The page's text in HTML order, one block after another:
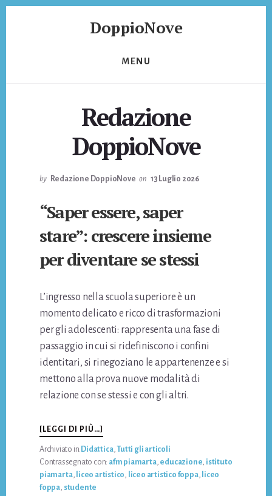
DoppioNove
MENU
Redazione
DoppioNove
by Redazione DoppioNove on 13 Luglio 2026
“Saper essere, saper
stare”: crescere insieme
per diventare se stessi
L’ingresso nella scuola superiore è un
momento delicato e ricco di trasformazioni
per gli adolescenti: rappresenta una fase di
passaggio in cui si ridefiniscono i confini
identitari, si rinegoziano le appartenenze e si
mettono alla prova nuove modalità di
relazione con se stessi e con gli altri.
[LEGGI DI PIÙ…]
ESSERE,
SAPER
STARE”:
CRESCERE
Archiviato in: Didattica, Tutti gli articoli
Contrassegnato con: afm piamarta, educazione, istituto
piamarta, liceo artistico, liceo artistico foppa, liceo
foppa, studente